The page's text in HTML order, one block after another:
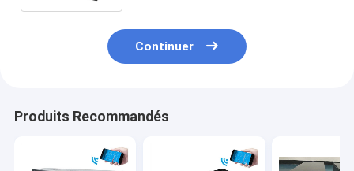
Continuer
Produits Recommandés